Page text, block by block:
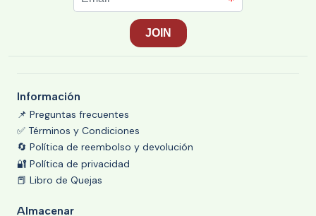
Información
📌 Preguntas frecuentes
✅ Términos y Condiciones
🔄 Política de reembolso y devolución
🔐 Política de privacidad
📕 Libro de Quejas
Almacenar